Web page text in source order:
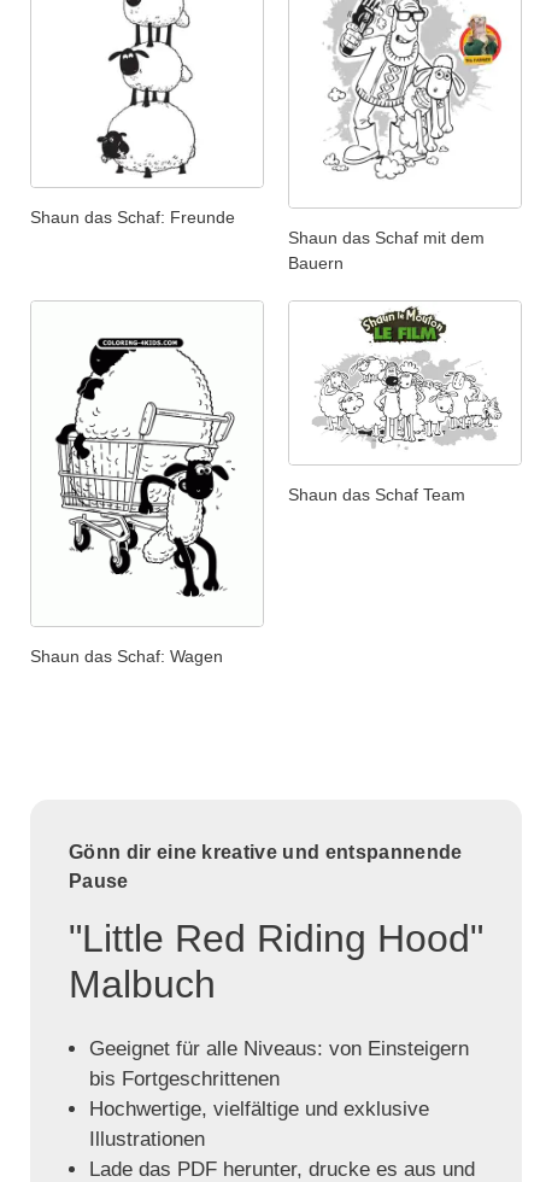
Shaun das Schaf: Freunde
Shaun das Schaf mit dem
Bauern
Shaun das Schaf: Wagen
Shaun das Schaf Team
Gönn dir eine kreative und entspannende
Pause
"Little Red Riding Hood"
Malbuch
Geeignet für alle Niveaus: von Einsteigern
bis Fortgeschrittenen
Hochwertige, vielfältige und exklusive
Illustrationen
Lade das PDF herunter, drucke es aus und